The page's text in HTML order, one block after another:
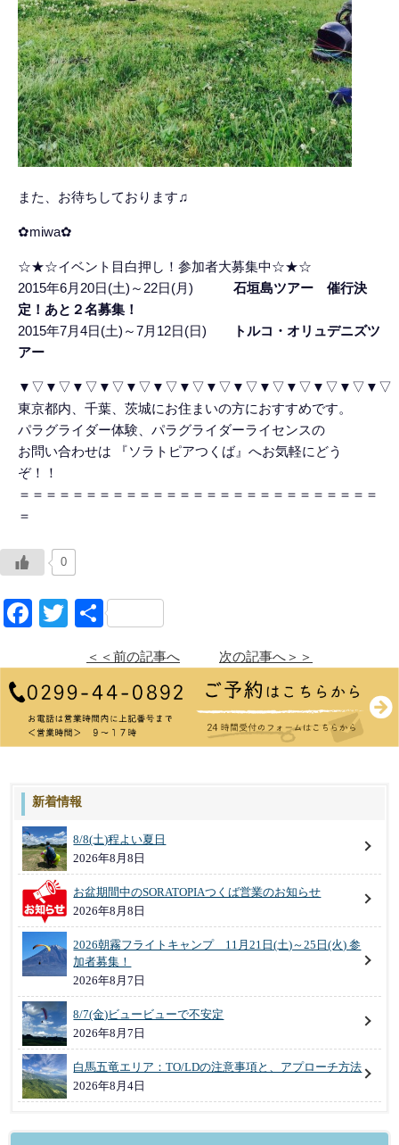
また、お待ちしております♫
✿miwa✿
☆★☆イベント目白押し！参加者大募集中☆★☆
2015年6月20日(土)～22日(月) 石垣島ツアー 催行決
定！あと２名募集！
2015年7月4日(土)～7月12日(日)
トルコ・オリュデニズツ
アー
▼▽▼▽▼▽▼▽▼▽▼▽▼▽▼▽▼▽▼▽▼▽▼▽▼▽▼▽
東京都内、千葉、茨城にお住まいの方におすすめです。
パラグライダー体験、パラグライダーライセンスの
お問い合わせは 『ソラトピアつくば』へお気軽にどう
ぞ！！
＝＝＝＝＝＝＝＝＝＝＝＝＝＝＝＝＝＝＝＝＝＝＝＝＝＝＝
＝
0
Facebook
Twitter
共
＜＜前の記事へ 次の記事へ＞＞
新着情報
8/8(土)程よい夏日
2026年8月8日
お盆期間中のSORATOPIAつくば営業のお知らせ
2026年8月8日
2026朝霧フライトキャンプ 11月21日(土)～25日(火) 参
加者募集！
2026年8月7日
8/7(金)ビュービューで不安定
2026年8月7日
白馬五竜エリア：TO/LDの注意事項と、アプローチ方法
2026年8月4日